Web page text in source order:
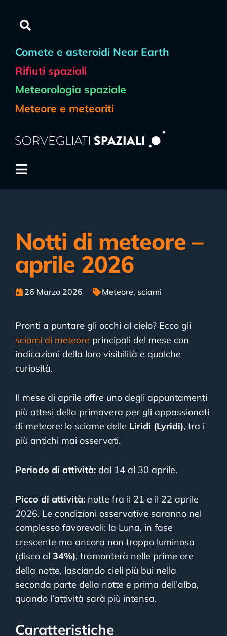
Comete e asteroidi Near Earth
Rifiuti spaziali
Meteorologia spaziale
Meteore e meteoriti
Notti di meteore –
aprile 2026
26 Marzo 2026 Meteore, sciami
Pronti a puntare gli occhi al cielo? Ecco gli
sciami di meteore principali del mese con
indicazioni della loro visibilità e qualche
curiosità.
Il mese di aprile offre uno degli appuntamenti
più attesi della primavera per gli appassionati
di meteore: lo sciame delle Liridi (Lyridi), tra i
più antichi mai osservati.
Periodo di attività: dal 14 al 30 aprile.
Picco di attività: notte fra il 21 e il 22 aprile
2026. Le condizioni osservative saranno nel
complesso favorevoli: la Luna, in fase
crescente ma ancora non troppo luminosa
(disco al 34%), tramonterà nelle prime ore
della notte, lasciando cieli più bui nella
seconda parte della notte e prima dell’alba,
quando l’attività sarà più intensa.
Caratteristiche